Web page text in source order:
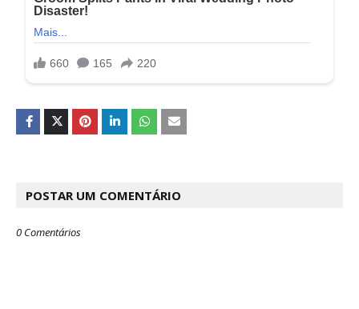
POSTAR UM COMENTÁRIO
0 Comentários